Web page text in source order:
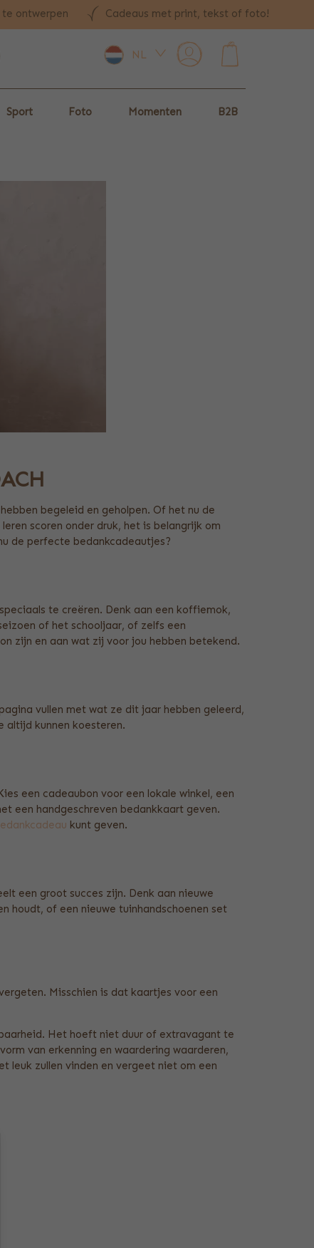
te ontwerpen Cadeaus met print, tekst of foto!
NL
Sport Foto Momenten B2B
begeleid en geholpen. Of het nu de
scoren onder druk, het is belangrijk om
de perfecte bedankcadeautjes?
te creëren. Denk aan een koffiemok,
of het schooljaar, of zelfs een
zijn en aan wat zij voor jou hebben betekend.
vullen met wat ze dit jaar hebben geleerd,
altijd kunnen koesteren.
een cadeaubon voor een lokale winkel, een
een handgeschreven bedankkaart geven.
kunt geven.
een groot succes zijn. Denk aan nieuwe
houdt, of een nieuwe tuinhandschoenen set
Misschien is dat kaartjes voor een
Het hoeft niet duur of extravagant te
van erkenning en waardering waarderen,
leuk zullen vinden en vergeet niet om een